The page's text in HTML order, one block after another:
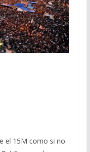
el 15M como si no.